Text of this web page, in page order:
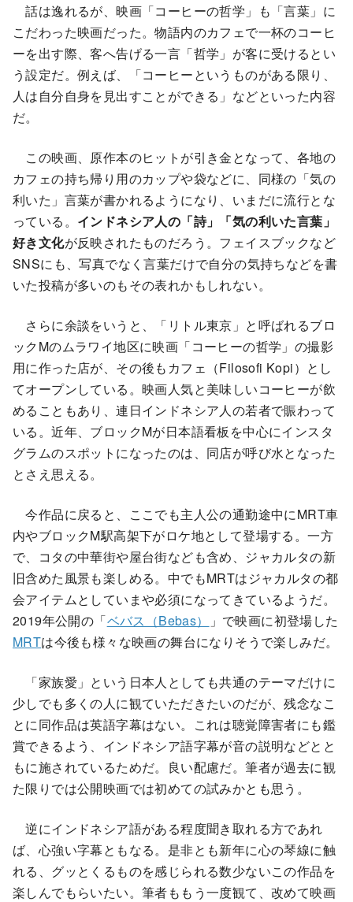
話は逸れるが、映画「コーヒーの哲学」も「言葉」に
こだわった映画だった。物語内のカフェで一杯のコーヒ
ーを出す際、客へ告げる一言「哲学」が客に受けるとい
う設定だ。例えば、「コーヒーというものがある限り、
人は自分自身を見出すことができる」などといった内容
だ。
この映画、原作本のヒットが引き金となって、各地の
カフェの持ち帰り用のカップや袋などに、同様の「気の
利いた」言葉が書かれるようになり、いまだに流行とな
っている。 インドネシア人の「詩」「気の利いた言葉」
好き文化が反映されたものだろう。フェイスブックなど
SNSにも、写真でなく言葉だけで自分の気持ちなどを書
いた投稿が多いのもその表れかもしれない。
さらに余談をいうと、「リトル東京」と呼ばれるブロ
ックMのムラワイ地区に映画「コーヒーの哲学」の撮影
用に作った店が、その後もカフェ（Filosofi Kopi）とし
てオープンしている。映画人気と美味しいコーヒーが飲
めることもあり、連日インドネシア人の若者で賑わって
いる。近年、ブロックMが日本語看板を中心にインスタ
グラムのスポットになったのは、同店が呼び水となった
とさえ思える。
今作品に戻ると、ここでも主人公の通勤途中にMRT車
内やブロックM駅高架下がロケ地として登場する。一方
で、コタの中華街や屋台街なども含め、ジャカルタの新
旧含めた風景も楽しめる。中でもMRTはジャカルタの都
会アイテムとしていまや必須になってきているようだ。
2019年公開の「ベバス（Bebas）
」で映画に初登場した
MRTは今後も様々な映画の舞台になりそうで楽しみだ。
「家族愛」という日本人としても共通のテーマだけに
少しでも多くの人に観ていただきたいのだが、残念なこ
とに同作品は英語字幕はない。これは聴覚障害者にも鑑
賞できるよう、インドネシア語字幕が音の説明などとと
もに施されているためだ。良い配慮だ。筆者が過去に観
た限りでは公開映画では初めての試みかとも思う。
逆にインドネシア語がある程度聞き取れる方であれ
ば、心強い字幕ともなる。是非とも新年に心の琴線に触
れる、グッとくるものを感じられる数少ないこの作品を
楽しんでもらいたい。筆者ももう一度観て、改めて映画